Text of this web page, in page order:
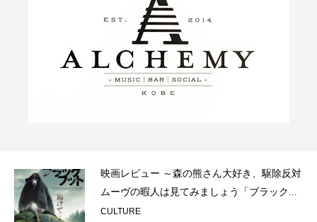
映画レビュー ～森の熊さん大好き、駆除反対
ムーヴの暇人は見てみましょう「ブラック...
CULTURE